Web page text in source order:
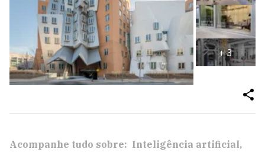
+3
Acompanhe tudo sobre: Inteligência artificial